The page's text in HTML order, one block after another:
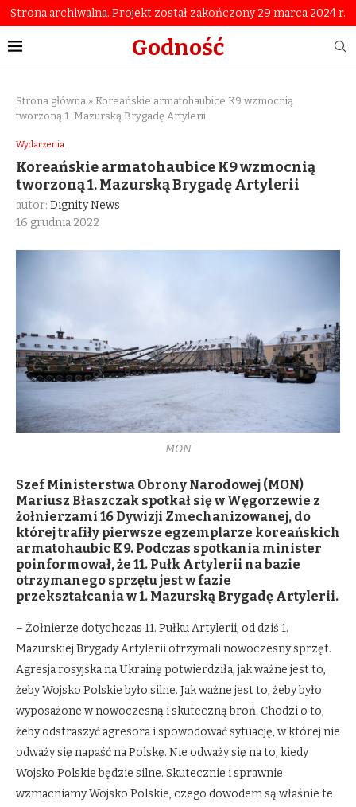
Strona archiwalna. Projekt został zakończony 29 marca 2024 r.
Godność
Strona główna » Koreańskie armatohaubice K9 wzmocnią
tworzoną 1. Mazurską Brygadę Artylerii
Wydarzenia
Koreańskie armatohaubice K9 wzmocnią
tworzoną 1. Mazurską Brygadę Artylerii
autor: Dignity News
16 grudnia 2022
MON
Szef Ministerstwa Obrony Narodowej (MON)
Mariusz Błaszczak spotkał się w Węgorzewie z
żołnierzami 16 Dywizji Zmechanizowanej, do
której trafiły pierwsze egzemplarze koreańskich
armatohaubic K9. Podczas spotkania minister
poinformował, że 11. Pułk Artylerii na bazie
otrzymanego sprzętu jest w fazie
przekształcania w 1. Mazurską Brygadę Artylerii.
– Żołnierze dotychczas 11. Pułku Artylerii, od dziś 1.
Mazurskiej Brygady Artylerii otrzymali nowoczesny sprzęt.
Agresja rosyjska na Ukrainę potwierdziła, jak ważne jest to,
żeby Wojsko Polskie było silne. Jak ważne jest to, żeby było
wyposażone w nowoczesną i skuteczną broń. Chodzi o to,
żeby odstraszyć agresora i spowodować sytuację, w której nie
odważy się napaść na Polskę. Nie odważy się na to, kiedy
Wojsko Polskie będzie silne. Skutecznie i sprawnie
wzmacniamy Wojsko Polskie, czego dowodem są właśnie te